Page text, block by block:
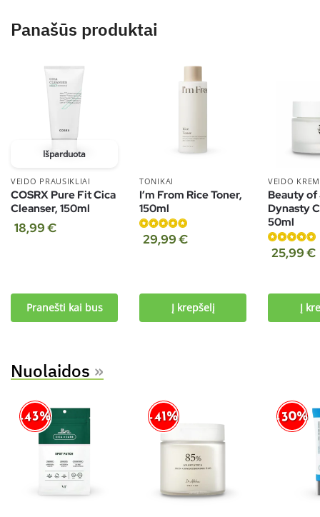
Panašūs produktai
Išparduota
VEIDO PRAUSIKLIAI
COSRX Pure Fit Cica
Cleanser, 150ml
18,99€
Pranešti kai bus
TONIKAI
I’m From Rice Toner,
150ml
Įvertinimas:
29,99€
Į krepšelį
VEIDO
Beauty
Dynasty
50ml
Įvertinimas:
25,99€
Į
Nuolaidos »
-43% -41% -30%